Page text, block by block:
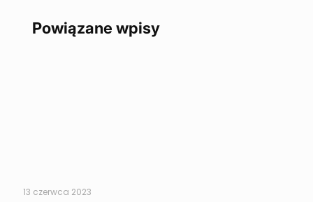
Powiązane wpisy
13 czerwca 2023